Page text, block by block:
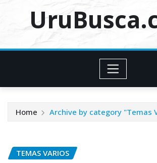
Home Archive by category "Temas
TEMAS VARIOS